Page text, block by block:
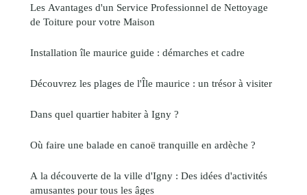
Les Avantages d'un Service Professionnel de Nettoyage
de Toiture pour votre Maison
Installation île maurice guide : démarches et cadre
Découvrez les plages de l'Île maurice : un trésor à visiter
Dans quel quartier habiter à Igny ?
Où faire une balade en canoë tranquille en ardèche ?
A la découverte de la ville d'Igny : Des idées d'activités
amusantes pour tous les âges